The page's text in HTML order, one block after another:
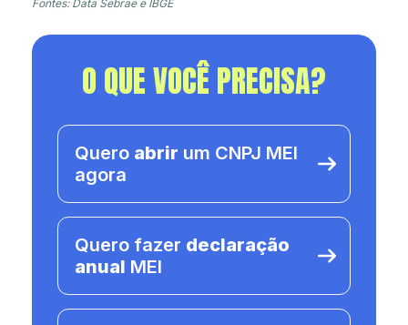
Fontes: Data Sebrae e IBGE
O QUE VOCÊ PRECISA?
Quero abrir um CNPJ MEI
agora
Quero fazer declaração
anual MEI